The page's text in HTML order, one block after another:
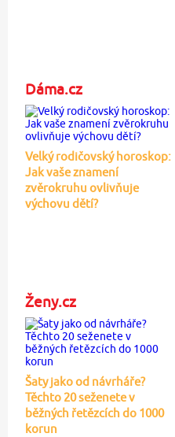
Dáma.cz
Velký rodičovský horoskop:
Jak vaše znamení
zvěrokruhu ovlivňuje
výchovu dětí?
Ženy.cz
Šaty jako od návrháře?
Těchto 20 seženete v
běžných řetězcích do 1000
korun